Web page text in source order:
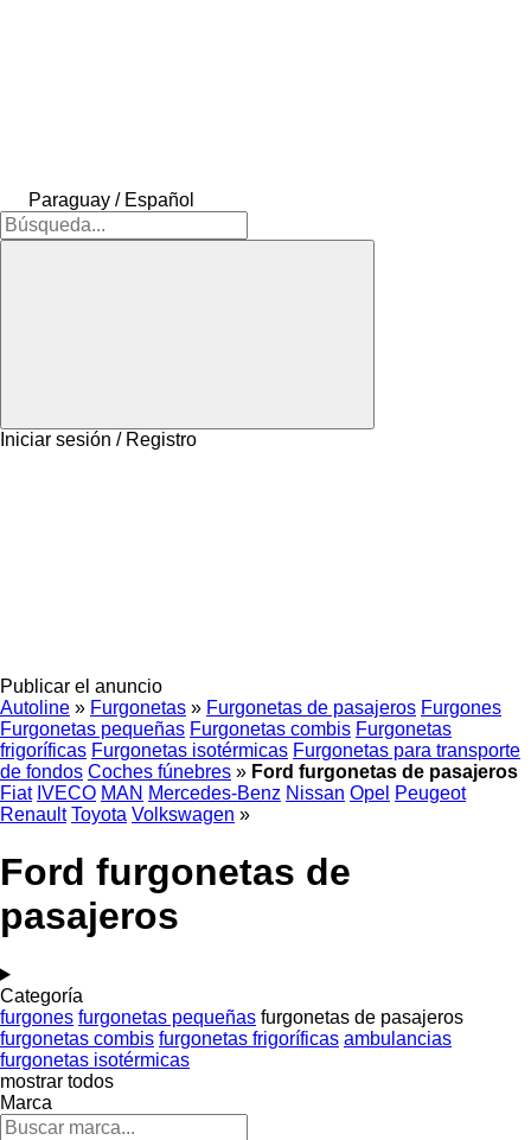
Paraguay / Español
Iniciar sesión / Registro
Publicar el anuncio
Autoline » Furgonetas » Furgonetas de pasajeros Furgones
Furgonetas pequeñas Furgonetas combis Furgonetas
frigoríficas Furgonetas isotérmicas Furgonetas para transporte
de fondos Coches fúnebres » Ford furgonetas de pasajeros
Fiat IVECO MAN Mercedes-Benz Nissan Opel Peugeot
Renault Toyota Volkswagen »
Ford furgonetas de
pasajeros
Categoría
furgones furgonetas pequeñas furgonetas de pasajeros
furgonetas combis furgonetas frigoríficas ambulancias
furgonetas isotérmicas
mostrar todos
Marca